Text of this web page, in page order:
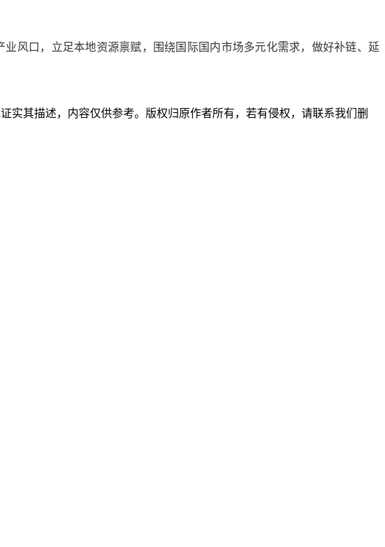
风口，立足本地资源禀赋，围绕国际国内市场多元化需求，做好补链、延
实其描述，内容仅供参考。版权归原作者所有，若有侵权，请联系我们删